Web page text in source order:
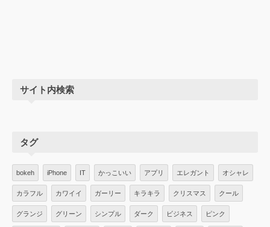
サイト内検索
タグ
bokeh iPhone IT かっこいい アプリ エレガント オシャレ
カラフル カワイイ ガーリー キラキラ クリスマス クール
グランジ グリーン シンプル ダーク ビジネス ピンク